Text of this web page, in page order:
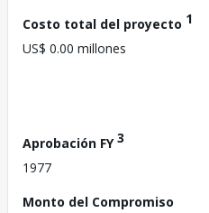
Costo total del proyecto 1
US$ 0.00 millones
Aprobación FY3
1977
Monto del Compromiso